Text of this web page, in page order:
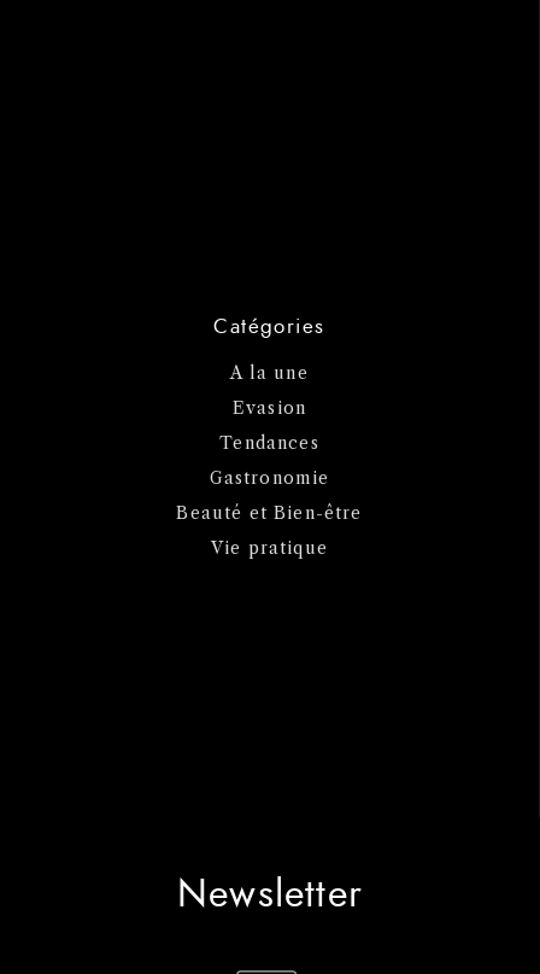
Catégories
A la une
Evasion
Tendances
Gastronomie
Beauté et Bien-être
Vie pratique
Newsletter